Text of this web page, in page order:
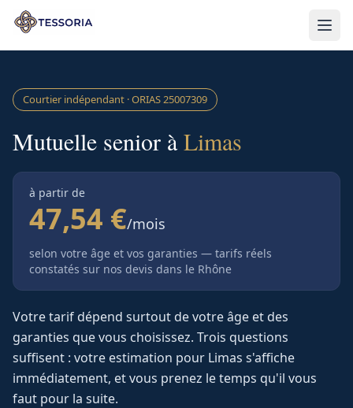
Aller au contenu principal
Courtier indépendant · ORIAS25007309
Mutuelle senior àLimas
à partir de
47,54 €/mois
selon votre âge et vos garanties — tarifs réels
constatés sur nos devis dans le Rhône
Votre tarif dépend surtout de votre âge et des
garanties que vous choisissez. Trois questions
suffisent : votre estimation pour Limas s'affiche
immédiatement, et vous prenez le temps qu'il vous
faut pour la suite.